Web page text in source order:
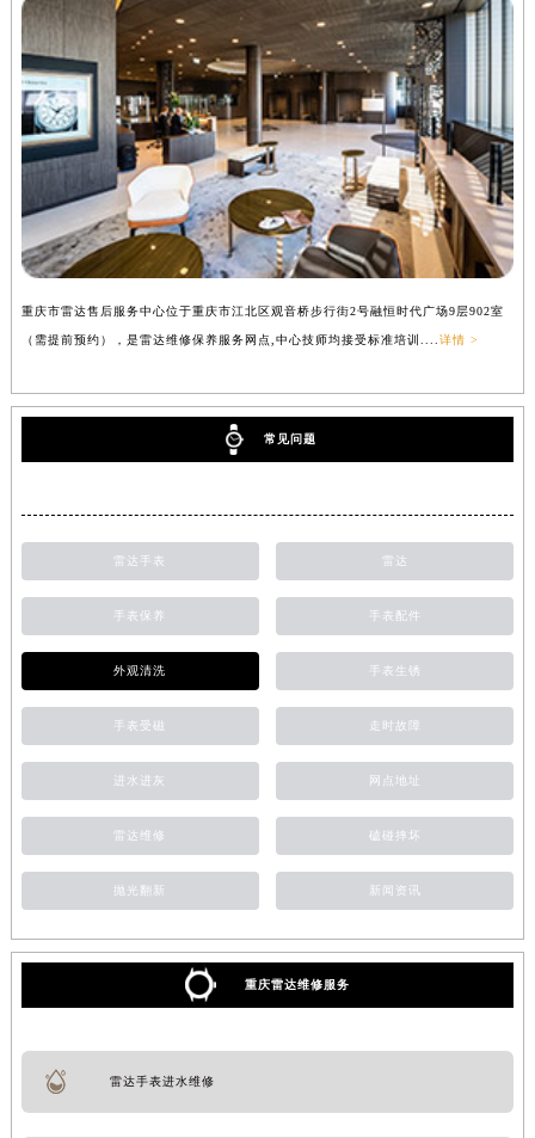
重庆市雷达售后服务中心位于重庆市江北区观音桥步行街2号融恒时代广场9层902室
（需提前预约），是雷达维修保养服务网点,中心技师均接受标准培训.... 详情 >
常见问题
雷达手表 雷达
手表保养 手表配件
外观清洗 手表生锈
手表受磁 走时故障
进水进灰 网点地址
雷达维修 磕碰摔坏
抛光翻新 新闻资讯
重庆雷达维修服务
雷达手表进水维修